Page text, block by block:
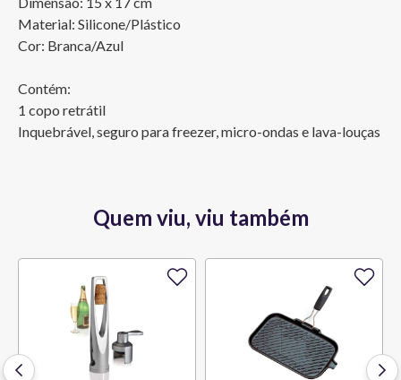
Material: Silicone/Plástico
Cor: Branca/Azul
Contém:
1 copo retrátil
Inquebrável, seguro para freezer, micro-ondas e lava-louças
Quem viu, viu também